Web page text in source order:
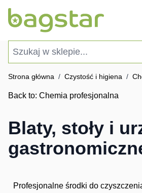
Strona główna / Czystość i higiena /
Back to: Chemia profesjonalna
Blaty, stoły i
Profesjonalne środki do